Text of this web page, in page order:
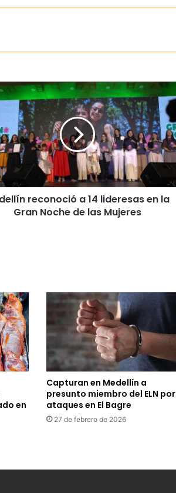
reconoció a 14 lideresas en la
Gran Noche de las Mujeres
en
Capturan en Medellín a
presunto miembro del ELN por
ataques en El Bagre
27 de febrero de 2026